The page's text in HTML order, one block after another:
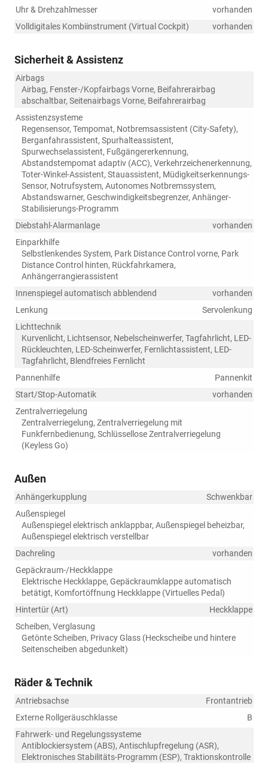
Uhr & Drehzahlmesser
vorhanden
Volldigitales Kombiinstrument (Virtual Cockpit)
vorhanden
Sicherheit & Assistenz
Airbags
Airbag, Fenster-/Kopfairbags Vorne, Beifahrerairbag
abschaltbar, Seitenairbags Vorne, Beifahrerairbag
Assistenzsysteme
Regensensor, Tempomat, Notbremsassistent (City-Safety),
Berganfahrassistent, Spurhalteassistent,
Spurwechselassistent, Fußgängererkennung,
Abstandstempomat adaptiv (ACC), Verkehrzeichenerkennung,
Toter-Winkel-Assistent, Stauassistent, Müdigkeitserkennungs-
Sensor, Notrufsystem, Autonomes Notbremssystem,
Abstandswarner, Geschwindigkeitsbegrenzer, Anhänger-
Stabilisierungs-Programm
Diebstahl-Alarmanlage
vorhanden
Einparkhilfe
Selbstlenkendes System, Park Distance Control vorne, Park
Distance Control hinten, Rückfahrkamera,
Anhängerrangierassistent
Innenspiegel automatisch abblendend
vorhanden
Lenkung
Servolenkung
Lichttechnik
Kurvenlicht, Lichtsensor, Nebelscheinwerfer, Tagfahrlicht, LED-
Rückleuchten, LED-Scheinwerfer, Fernlichtassistent, LED-
Tagfahrlicht, Blendfreies Fernlicht
Pannenhilfe
Pannenkit
Start/Stop-Automatik
vorhanden
Zentralverriegelung
Zentralverriegelung, Zentralverriegelung mit
Funkfernbedienung, Schlüssellose Zentralverriegelung
(Keyless Go)
Außen
Anhängerkupplung
Schwenkbar
Außenspiegel
Außenspiegel elektrisch anklappbar, Außenspiegel beheizbar,
Außenspiegel elektrisch verstellbar
Dachreling
vorhanden
Gepäckraum-/Heckklappe
Elektrische Heckklappe, Gepäckraumklappe automatisch
betätigt, Komfortöffnung Heckklappe (Virtuelles Pedal)
Hintertür (Art)
Heckklappe
Scheiben, Verglasung
Getönte Scheiben, Privacy Glass (Heckscheibe und hintere
Seitenscheiben abgedunkelt)
Räder & Technik
Antriebsachse
Frontantrieb
Externe Rollgeräuschklasse
B
Fahrwerk- und Regelungssysteme
Antiblockiersystem (ABS), Antischlupfregelung (ASR),
Elektronisches Stabilitäts-Programm (ESP), Traktionskontrolle